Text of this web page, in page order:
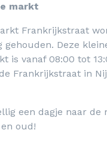
markt
Frankrijkstraat
gehouden. Deze
is vanaf 08:00 tot
Frankrijkstraat in
een dagje naar de
oud!